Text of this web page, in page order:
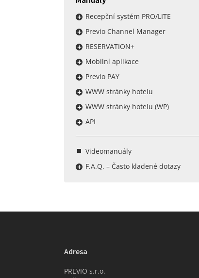
Recepční systém PRO/LITE
Previo Channel Manager
RESERVATION+
Mobilní aplikace
Previo PAY
WWW stránky hotelu
WWW stránky hotelu (WP)
API
Videomanuály
F.A.Q. – Často kladené dotazy
Adresa
PREVIO s.r.o.